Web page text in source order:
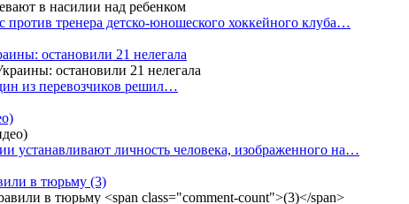
тренера детско-юношеского хоккейного клуба…
остановили 21 нелегала
из перевозчиков решил…
устанавливают личность человека, изображенного на…
в тюрьму (3)